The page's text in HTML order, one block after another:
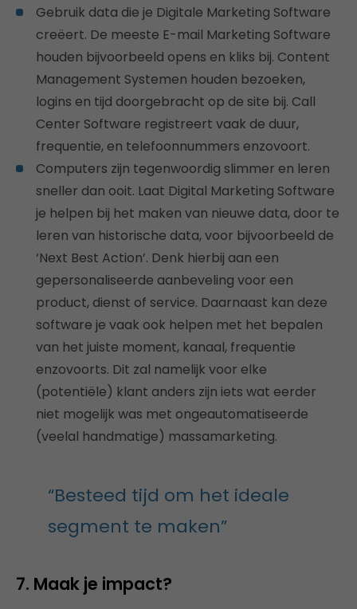
Gebruik data die je Digitale Marketing Software
creëert. De meeste E-mail Marketing Software
houden bijvoorbeeld opens en kliks bij. Content
Management Systemen houden bezoeken,
logins en tijd doorgebracht op de site bij. Call
Center Software registreert vaak de duur,
frequentie, en telefoonnummers enzovoort.
Computers zijn tegenwoordig slimmer en leren
sneller dan ooit. Laat Digital Marketing Software
je helpen bij het maken van nieuwe data, door te
leren van historische data, voor bijvoorbeeld de
‘Next Best Action’. Denk hierbij aan een
gepersonaliseerde aanbeveling voor een
product, dienst of service. Daarnaast kan deze
software je vaak ook helpen met het bepalen
van het juiste moment, kanaal, frequentie
enzovoorts. Dit zal namelijk voor elke
(potentiële) klant anders zijn iets wat eerder
niet mogelijk was met ongeautomatiseerde
(veelal handmatige) massamarketing.
“Besteed tijd om het ideale
segment te maken”
7. Maak je impact?